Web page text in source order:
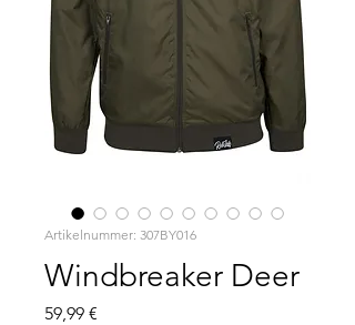
Artikelnummer: 307BY016
Windbreaker Deer
59,99 €